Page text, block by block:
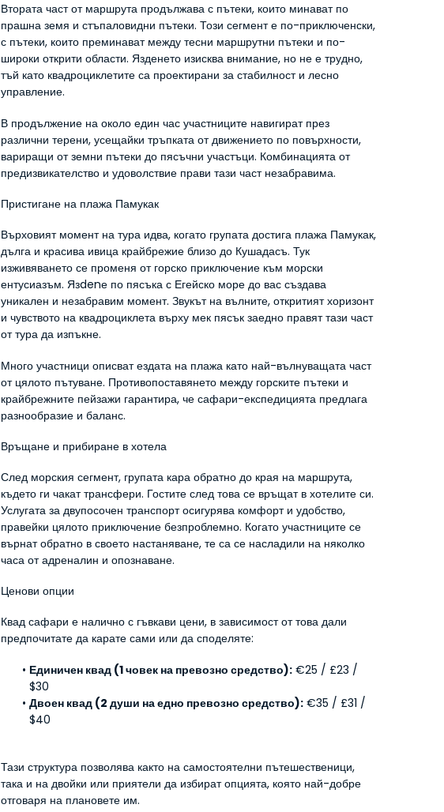
Втората част от маршрута продължава с пътеки, които минават по
прашна земя и стъпаловидни пътеки. Този сегмент е по-приключенски,
с пътеки, които преминават между тесни маршрутни пътеки и по-
широки открити области. Язденето изисква внимание, но не е трудно,
тъй като квадроциклетите са проектирани за стабилност и лесно
управление.
В продължение на около един час участниците навигират през
различни терени, усещайки тръпката от движението по повърхности,
вариращи от земни пътеки до пясъчни участъци. Комбинацията от
предизвикателство и удоволствие прави тази част незабравима.
Пристигане на плажа Памукак
Върховият момент на тура идва, когато групата достига плажа Памукак,
дълга и красива ивица крайбрежие близо до Кушадасъ. Тук
изживяването се променя от горско приключение към морски
ентусиазъм. Язdenе по пясъка с Егейско море до вас създава
уникален и незабравим момент. Звукът на вълните, откритият хоризонт
и чувството на квадроциклета върху мек пясък заедно правят тази част
от тура да изпъкне.
Много участници описват ездата на плажа като най-вълнуващата част
от цялото пътуване. Противопоставянето между горските пътеки и
крайбрежните пейзажи гарантира, че сафари-експедицията предлага
разнообразие и баланс.
Връщане и прибиране в хотела
След морския сегмент, групата кара обратно до края на маршрута,
където ги чакат трансфери. Гостите след това се връщат в хотелите си.
Услугата за двупосочен транспорт осигурява комфорт и удобство,
правейки цялото приключение безпроблемно. Когато участниците се
върнат обратно в своето настаняване, те са се насладили на няколко
часа от адреналин и опознаване.
Ценови опции
Квад сафари е налично с гъвкави цени, в зависимост от това дали
предпочитате да карате сами или да споделяте:
Единичен квад (1 човек на превозно средство): €25 / £23 /
$30
Двоен квад (2 души на едно превозно средство): €35 / £31 /
$40
Тази структура позволява както на самостоятелни пътешественици,
така и на двойки или приятели да избират опцията, която най-добре
отговаря на плановете им.